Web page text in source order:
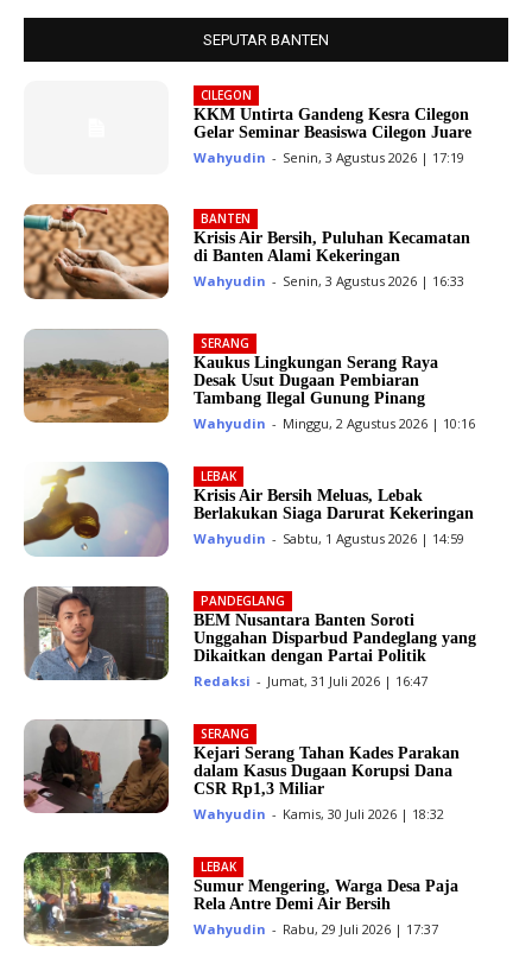
SEPUTAR BANTEN
CILEGON
KKM Untirta Gandeng Kesra Cilegon
Gelar Seminar Beasiswa Cilegon Juare
Wahyudin - Senin, 3 Agustus 2026 | 17:19
BANTEN
Krisis Air Bersih, Puluhan Kecamatan
di Banten Alami Kekeringan
Wahyudin - Senin, 3 Agustus 2026 | 16:33
SERANG
Kaukus Lingkungan Serang Raya
Desak Usut Dugaan Pembiaran
Tambang Ilegal Gunung Pinang
Wahyudin - Minggu, 2 Agustus 2026 | 10:16
LEBAK
Krisis Air Bersih Meluas, Lebak
Berlakukan Siaga Darurat Kekeringan
Wahyudin - Sabtu, 1 Agustus 2026 | 14:59
PANDEGLANG
BEM Nusantara Banten Soroti
Unggahan Disparbud Pandeglang yang
Dikaitkan dengan Partai Politik
Redaksi - Jumat, 31 Juli 2026 | 16:47
SERANG
Kejari Serang Tahan Kades Parakan
dalam Kasus Dugaan Korupsi Dana
CSR Rp1,3 Miliar
Wahyudin - Kamis, 30 Juli 2026 | 18:32
LEBAK
Sumur Mengering, Warga Desa Paja
Rela Antre Demi Air Bersih
Wahyudin - Rabu, 29 Juli 2026 | 17:37